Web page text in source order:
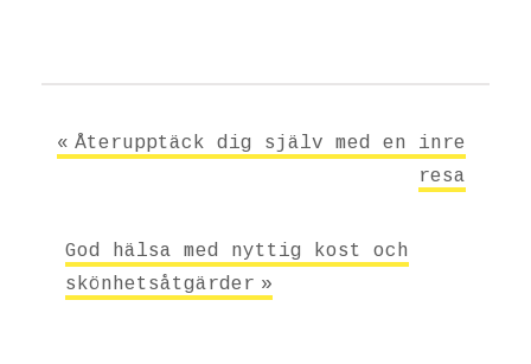
Inläggsnavigering
Återupptäck dig själv med en inre
resa
God hälsa med nyttig kost och
skönhetsåtgärder